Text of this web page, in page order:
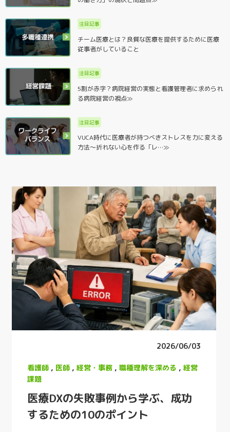
注目記事
チーム医療とは？良質な医療を提供するために医療
従事者がしていること
注目記事
5割が赤字？病院経営の実態と看護管理者に求められ
る病院経営の視点≫
注目記事
VUCA時代に医療者が持つべきストレスを力に変える
方法～折れない心を作る「レ…≫
2026/06/03
看護師 , 医師 , 経営・事務 , 職種理解を深める , 経営
課題
医療DXの失敗事例から学ぶ、成功
するための10のポイント